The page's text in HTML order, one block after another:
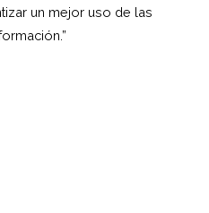
un mejor uso de las